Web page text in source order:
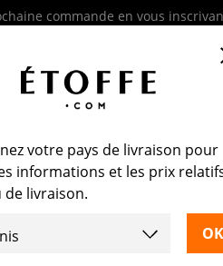
commande en vous
votre pays de livraison pour
informations et les prix
livraison.